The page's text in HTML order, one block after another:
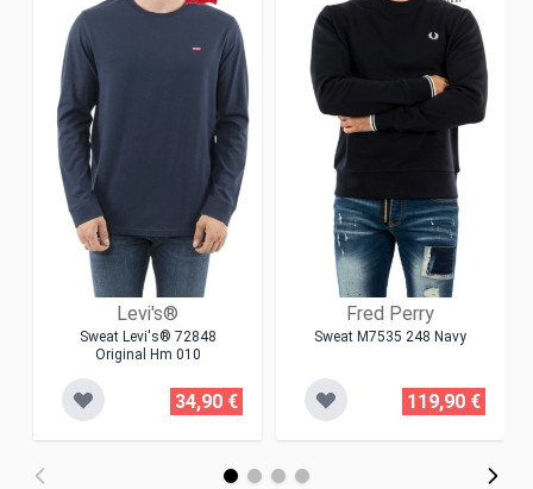
Levi's®
Sweat Levi's® 72848
Original Hm 010
34,90 €
Fred Perry
Sweat M7535 248 Navy
119,90 €